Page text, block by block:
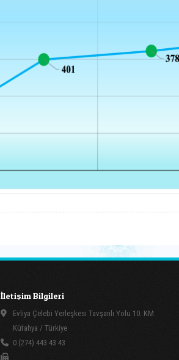
İletişim Bilgileri
Evliya Çelebi Yerleşkesi Tavşanlı Yolu 10. KM
Kütahya / Türkiye
0 (274) 443 43 43